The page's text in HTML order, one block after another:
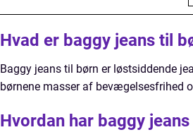
Hvad er baggy jeans til
Baggy jeans til børn er løstsiddende
børnene masser af bevægelsesfrihed
Hvordan har baggy